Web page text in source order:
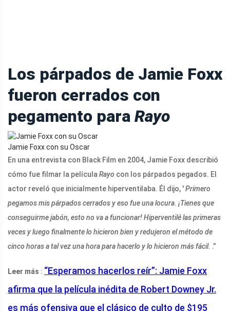
Los párpados de Jamie Foxx
fueron cerrados con
pegamento para Rayo
Jamie Foxx con su Oscar
En una entrevista con Black Film en 2004, Jamie Foxx describió
cómo fue filmar la película Rayo con los párpados pegados. El
actor reveló que inicialmente hiperventilaba. Él dijo, 'Primero
pegamos mis párpados cerrados y eso fue una locura. ¡Tienes que
conseguirme jabón, esto no va a funcionar! Hiperventilé las primeras
veces y luego finalmente lo hicieron bien y redujeron el método de
cinco horas a tal vez una hora para hacerlo y lo hicieron más fácil. .”
Leer más : “Esperamos hacerlos reír”: Jamie Foxx
afirma que la película inédita de Robert Downey Jr.
es más ofensiva que el clásico de culto de $195